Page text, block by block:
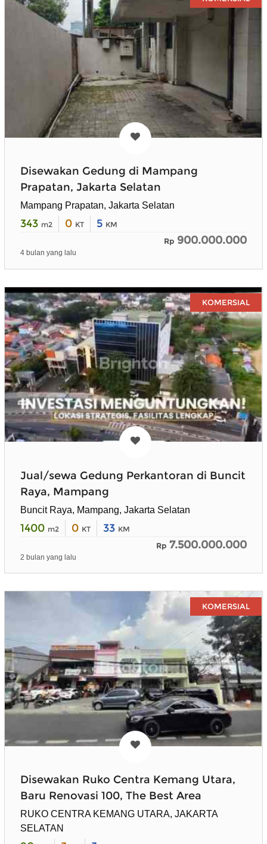
Disewakan Gedung di Mampang
Prapatan, Jakarta Selatan
Mampang Prapatan, Jakarta Selatan
343 m2 0 KT 5 KM
Rp 900.000.000
4 bulan yang lalu
KOMERSIAL
Jual/sewa Gedung Perkantoran di Buncit
Raya, Mampang
Buncit Raya, Mampang, Jakarta Selatan
1400 m2 0 KT 33 KM
Rp 7.500.000.000
2 bulan yang lalu
KOMERSIAL
Disewakan Ruko Centra Kemang Utara,
Baru Renovasi 100, The Best Area
RUKO CENTRA KEMANG UTARA, JAKARTA
SELATAN